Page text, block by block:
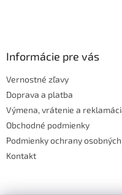
Informácie pre vás
Vernostné zľavy
Doprava a platba
Výmena, vrátenie a
Obchodné podmienky
Podmienky ochrany
Kontakt